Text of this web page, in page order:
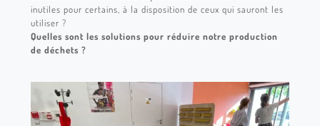
inutiles pour certains, à la disposition de ceux qui sauront les
utiliser ?
Quelles sont les solutions pour réduire notre production
de déchets ?